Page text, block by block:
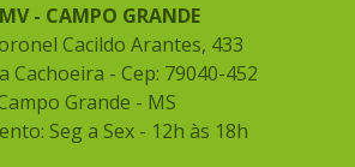
- CAMPO GRANDE
Cacildo Arantes, 433
Cachoeira - Cep: 79040-452
Grande - MS
Seg a Sex - 12h às 18h